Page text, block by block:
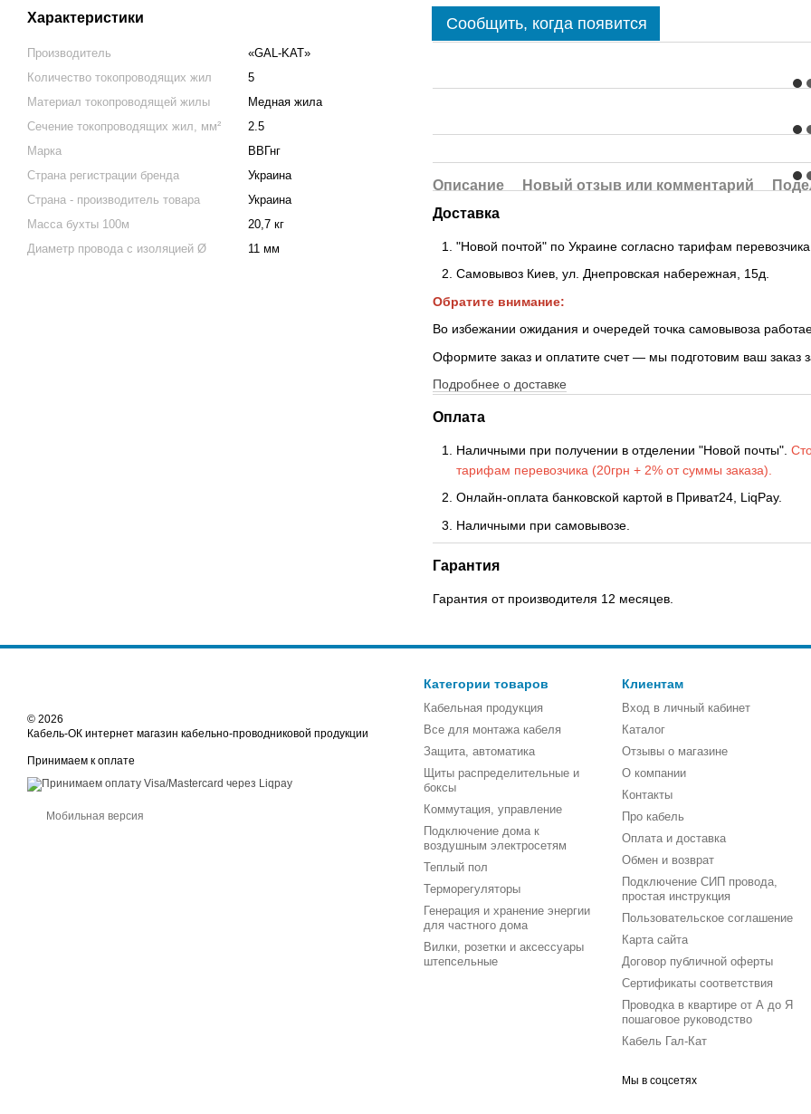
Характеристики
Производитель
«GAL-KAT»
Количество токопроводящих жил
5
Материал токопроводящей жилы
Медная жила
Сечение токопроводящих жил, мм²
2.5
Марка
ВВГнг
Страна регистрации бренда
Украина
Страна - производитель товара
Украина
Масса бухты 100м
20,7 кг
Диаметр провода с изоляцией Ø
11 мм
Сообщить, когда появится
Описание Новый отзыв или комментарий
Доставка
"Новой почтой" по Украине согласно тарифам перевозчика.
Самовывоз Киев, ул. Днепровская набережная, 15д.
Обратите внимание:
Во избежании ожидания и очередей точка самовывоза
Оформите заказ и оплатите счет — мы подготовим ваш заказ
Подробнее о доставке
Оплата
Наличными при получении в отделении "Новой почты".
тарифам перевозчика (20грн + 2% от суммы заказа).
Онлайн-оплата банковской картой в Приват24, LiqPay.
Наличными при самовывозе.
Гарантия
Гарантия от производителя 12 месяцев.
© 2026
Кабель-ОК интернет магазин кабельно-проводниковой продукции
Принимаем к оплате
Мобильная версия
Категории товаров
Кабельная продукция
Все для монтажа кабеля
Защита, автоматика
Щиты распределительные и
боксы
Коммутация, управление
Подключение дома к
воздушным электросетям
Теплый пол
Терморегуляторы
Генерация и хранение энергии
для частного дома
Вилки, розетки и аксессуары
штепсельные
Клиентам
Вход в личный кабинет
Каталог
Отзывы о магазине
О компании
Контакты
Про кабель
Оплата и доставка
Обмен и возврат
Подключение СИП провода,
простая инструкция
Пользовательское соглашение
Карта сайта
Договор публичной оферты
Сертификаты соответствия
Проводка в квартире от А до Я
пошаговое руководство
Кабель Гал-Кат
Мы в соцсетях